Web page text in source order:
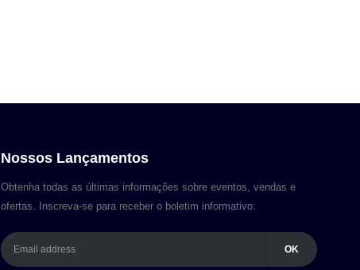
Nossos Lançamentos
Obtenha todas as últimas informações sobre eventos, vendas e
ofertas. Inscreva-se para receber o boletim informativo: